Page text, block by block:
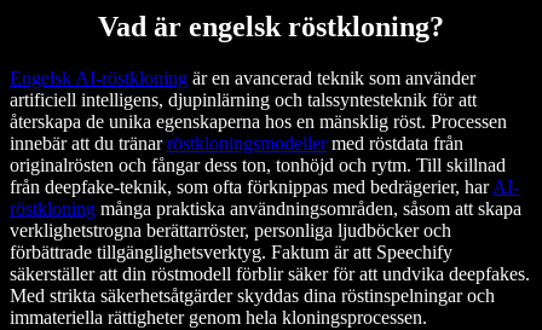
Vad är engelsk röstkloning?
Engelsk AI-röstkloning är en avancerad teknik som använder
artificiell intelligens, djupinlärning och talssyntesteknik för att
återskapa de unika egenskaperna hos en mänsklig röst. Processen
innebär att du tränarröstkloningsmodellermed röstdata från
originalrösten och fångar dess ton, tonhöjd och rytm. Till skillnad
från deepfake-teknik, som ofta förknippas med bedrägerier, harAI-
röstkloning många praktiska användningsområden, såsom att skapa
verklighetstrogna berättarröster, personliga ljudböcker och
förbättrade tillgänglighetsverktyg. Faktum är att Speechify
säkerställer att din röstmodell förblir säker för att undvika deepfakes.
Med strikta säkerhetsåtgärder skyddas dina röstinspelningar och
immateriella rättigheter genom hela kloningsprocessen.